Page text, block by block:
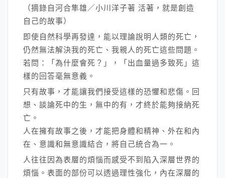
（摘錄自河合隼雄／小川洋子著 活著，就是創造
自己的故事）
即使自然科學再發達，能以理論說明人類的死亡，
仍然無法解決我的死亡、我親人的死亡這些問題。
若問：「為什麼會死？」，「出血量過多致死」這
樣的回答毫無意義。
只有故事，才能讓我們接受這樣的恐懼和悲傷。回
想、談論死中的生，無中的有，才終於能夠接納死
亡。
人在擁有故事之後，才能把身體和精神、外在和內
在、意識和無意識結合，將自己統合為一。
人往往因為表層的煩惱而感受不到陷入深層世界的
煩惱。表面的部份可以透過理性強化，內在深層的